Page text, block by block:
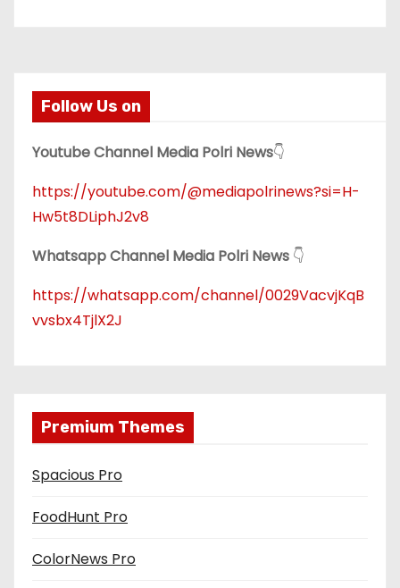
Follow Us on
Youtube Channel Media Polri News👇
https://youtube.com/@mediapolrinews?si=H-
Hw5t8DLiphJ2v8
Whatsapp Channel Media Polri News 👇
https://whatsapp.com/channel/0029VacvjKqB
vvsbx4TjlX2J
Premium Themes
Spacious Pro
FoodHunt Pro
ColorNews Pro